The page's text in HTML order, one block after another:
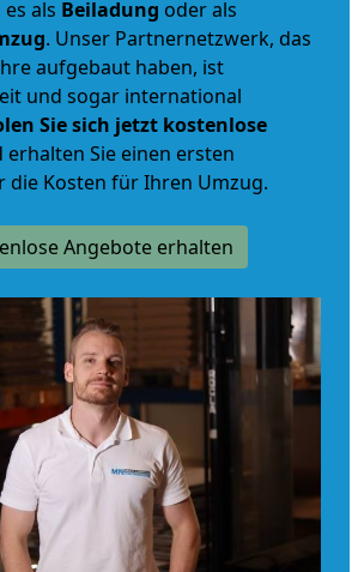
es als Beiladung oder als
. Unser Partnernetzwerk, das
aufgebaut haben, ist
und sogar international
Sie sich jetzt kostenlose
erhalten Sie einen ersten
die Kosten für Ihren Umzug.
Angebote erhalten